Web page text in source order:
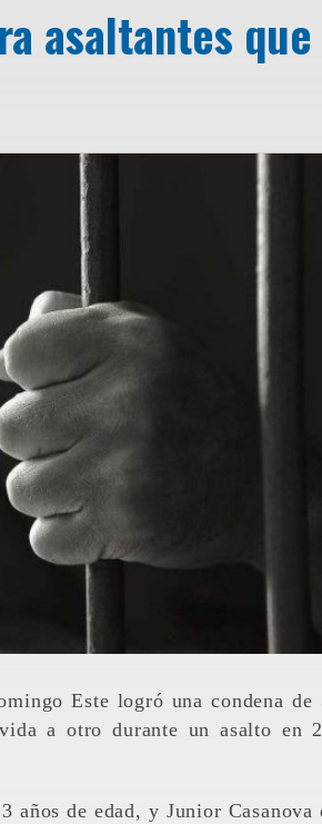
asaltantes
Este logró una condena de
a otro durante un asalto en
años de edad, y Junior Casanova